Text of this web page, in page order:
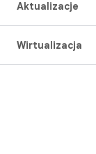
Aktualizacje
Wirtualizacja